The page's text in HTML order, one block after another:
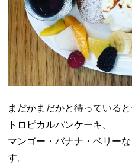
まだかまだかと待っている
トロピカルパンケーキ。
マンゴー・バナナ・ベリー
す。